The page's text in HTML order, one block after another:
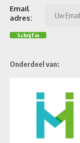
Email
adres:
Onderdeel van: